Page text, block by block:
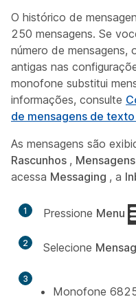
O histórico de
250 mensagens. Se
número de mensagens,
antigas nas
monofone substitui
informações, consulte
de mensagens de texto
As mensagens são
Rascunhos ,
acessa Messaging , a
1 Pressione Menu
2 Selecione
3
Monofone